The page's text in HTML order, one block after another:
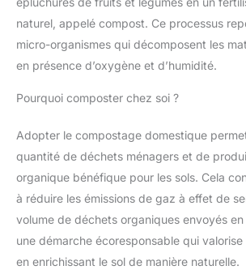
naturel, appelé compost. Ce processus
micro-organismes qui décomposent les
en présence d’oxygène et d’humidité.
Pourquoi composter chez soi ?
Adopter le compostage domestique
quantité de déchets ménagers et de
organique bénéfique pour les sols. Cela
à réduire les émissions de gaz à effet de
volume de déchets organiques envoyés en
une démarche écoresponsable qui
en enrichissant le sol de manière naturelle.